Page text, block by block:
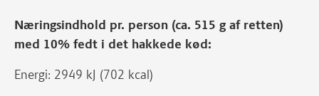
Næringsindhold pr. person (ca. 515 g af retten)
med 10% fedt i det hakkede kød:
Energi: 2949 kJ (702 kcal)